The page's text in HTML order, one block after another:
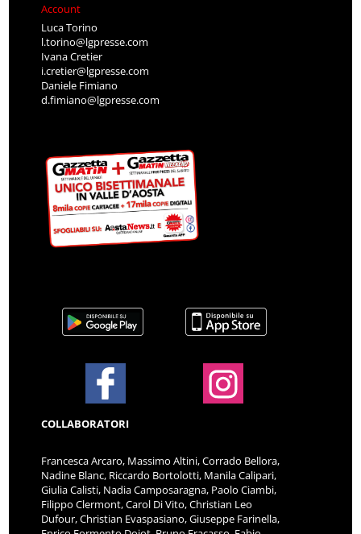
Account
Luca Torino
l.torino@lgpresse.com
Ivana Cretier
i.cretier@lgpresse.com
Daniele Fimiano
d.fimiano@lgpresse.com
COLLABORATORI
Francesca Arcaro, Massimo Altini, Corrado Bellora,
Nadine Blanc, Riccardo Bortolotti, Manila Calipari,
Giulia Calisti, Nadia Camposaragna, Paolo Ciambi,
Filippo Clermont, Carol Di Vito, Christian Leo
Dufour, Christian Evaspasiano, Giuseppe Farinella,